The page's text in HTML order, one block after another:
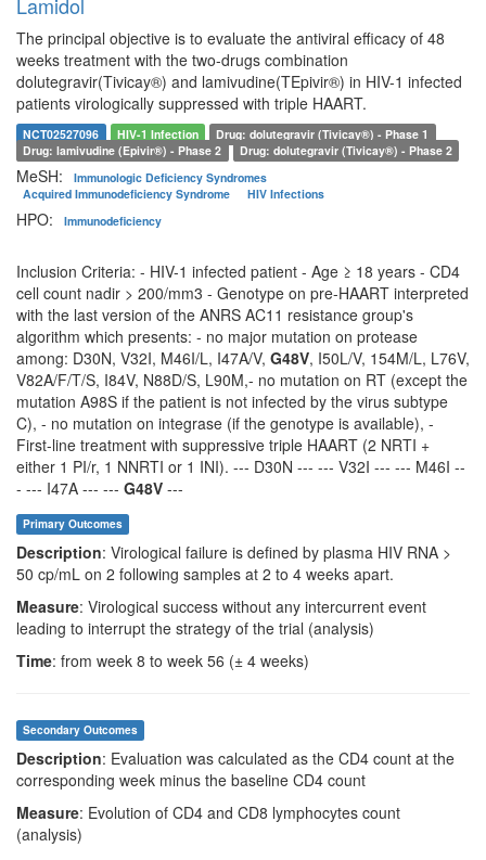
Lamidol
The principal objective is to evaluate the antiviral efficacy of 48
weeks treatment with the two-drugs combination
dolutegravir(Tivicay®) and lamivudine(TEpivir®) in HIV-1 infected
patients virologically suppressed with triple HAART.
NCT02527096 HIV-1 Infection
Drug: dolutegravir (Tivicay®) - Phase 1
Drug: lamivudine (Epivir®) - Phase 2
Drug: dolutegravir (Tivicay®) - Phase 2
MeSH:
Immunologic Deficiency Syndromes
Acquired Immunodeficiency Syndrome
HIV Infections
HPO: Immunodeficiency
Inclusion Criteria: - HIV-1 infected patient - Age ≥ 18 years - CD4
cell count nadir > 200/mm3 - Genotype on pre-HAART interpreted
with the last version of the ANRS AC11 resistance group's
algorithm which presents: - no major mutation on protease
among: D30N, V32I, M46I/L, I47A/V, G48V, I50L/V, 154M/L, L76V,
V82A/F/T/S, I84V, N88D/S, L90M,- no mutation on RT (except the
mutation A98S if the patient is not infected by the virus subtype
C), - no mutation on integrase (if the genotype is available), -
First-line treatment with suppressive triple HAART (2 NRTI +
either 1 PI/r, 1 NNRTI or 1 INI). --- D30N --- --- V32I --- --- M46I --
- --- I47A --- --- G48V ---
Primary Outcomes
Description: Virological failure is defined by plasma HIV RNA >
50 cp/mL on 2 following samples at 2 to 4 weeks apart.
Measure: Virological success without any intercurrent event
leading to interrupt the strategy of the trial (analysis)
Time: from week 8 to week 56 (± 4 weeks)
Secondary Outcomes
Description: Evaluation was calculated as the CD4 count at the
corresponding week minus the baseline CD4 count
Measure: Evolution of CD4 and CD8 lymphocytes count
(analysis)